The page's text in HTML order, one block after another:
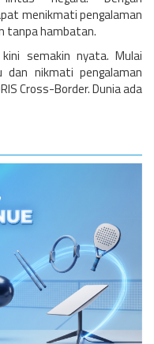
menikmati pengalaman
tanpa hambatan.
semakin nyata. Mulai
dan nikmati pengalaman
Cross-Border. Dunia ada